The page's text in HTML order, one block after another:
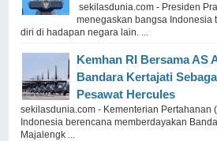
sekilasdunia.com - Presiden
menegaskan bangsa Indonesia
diri di hadapan negara lain. ...
Kemhan RI Bersama AS
Bandara Kertajati
Pesawat Hercules
sekilasdunia.com - Kementerian Pertahanan
Indonesia berencana memberdayakan
Majalengk ...